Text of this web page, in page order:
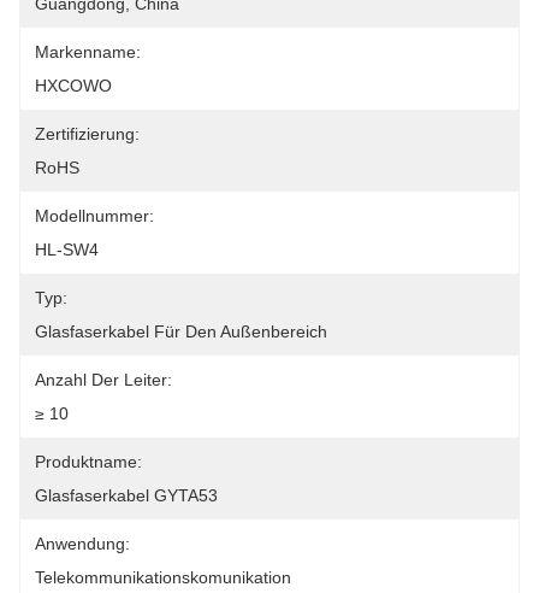
Markenname:
HXCOWO
Zertifizierung:
RoHS
Modellnummer:
HL-SW4
Typ:
Glasfaserkabel Für Den Außenbereich
Anzahl Der Leiter:
≥ 10
Produktname:
Glasfaserkabel GYTA53
Anwendung:
Telekommunikationskomunikation